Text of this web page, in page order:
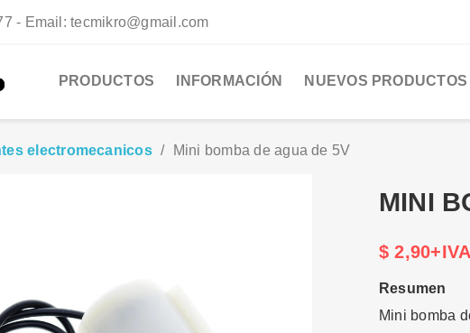
- Email: tecmikro@gmail.com
PRODUCTOS INFORMACIÓN NUEVOS PRODUCTOS
electromecanicos Mini bomba de agua de 5V
MINI
$
Resumen
Mini bomba